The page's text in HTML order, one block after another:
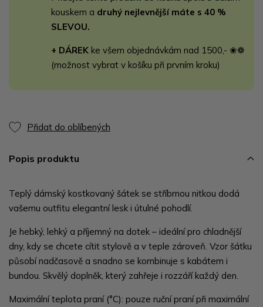
kouskem a druhý nejlevnější máte s 40 %
SLEVOU.
+ DÁREK ke všem objednávkám nad 1500,- ❀❁
(možnost vybrat v košíku při prvním kroku)
Přidat do oblíbených
Popis produktu
Teplý dámský kostkovaný šátek se stříbrnou nitkou dodá
vašemu outfitu elegantní lesk i útulné pohodlí.
Je hebký, lehký a příjemný na dotek – ideální pro chladnější
dny, kdy se chcete cítit stylově a v teple zároveň. Vzor šátku
působí nadčasově a snadno se kombinuje s kabátem i
bundou. Skvělý doplněk, který zahřeje i rozzáří každý den.
Maximální teplota praní (°C): pouze ruční praní při maximální